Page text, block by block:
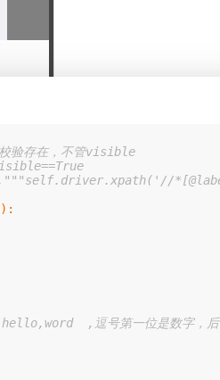
验存在，不管visible
):